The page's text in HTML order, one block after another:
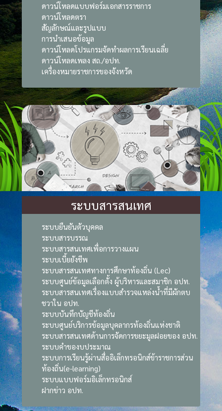
ดาวน์โหลดแบบฟอร์มเอกสารราชการ
ดาวน์โหลดตรา
สัญลักษณ์และรูปแบบ
การนำเสนอข้อมูล
ดาวน์โหลดโปรแกรมจัดทำผลการเรียนเฉลี่ย
ดาวน์โหลดเพลง สถ./อปท.
เครื่องหมายราชการของจังหวัด
ระบบสารสนเทศ
ระบบยืนยันตัวบุคคล
ระบบสารบรรณ
ระบบสารสนเทศเพื่อการวางแผน
ระบบเบี้ยยังชีพ
ระบบสารสนเทศทางการศึกษาท้องถิ่น (Lec)
ระบบศูนย์ข้อมูลเลือกตั้ง ผู้บริหารและสมาชิก อปท.
ระบบสารสนเทศเรื่องแบบสำรวจแหล่งน้ำที่มีผักตบ
ชวาใน อปท.
ระบบบันทึกบัญชีท้องถิ่น
ระบบศูนย์บริการข้อมูลบุคลากรท้องถิ่นแห่งชาติ
ระบบสารสนเทศด้านการจัดการขยะมูลฝอยของ อปท.
ระบบคำของบประมาณ
ระบบการเรียนรู้ผ่านสื่ออิเล็กทรอนิกส์ข้าราชการส่วน
ท้องถิ่น(e-learning)
ระบบแบบฟอร์มอิเล็กทรอนิกส์
ฝากข่าว อปท.